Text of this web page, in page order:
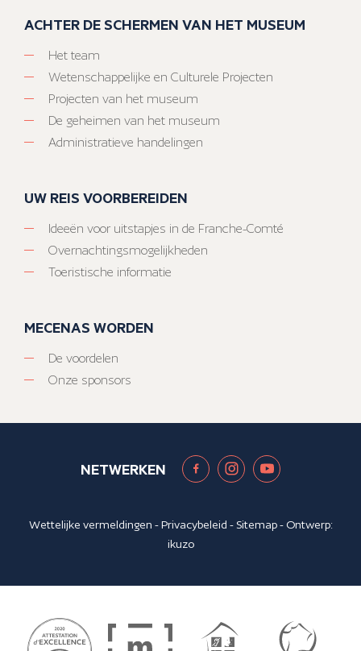
ACHTER DE SCHERMEN VAN HET MUSEUM
Het team
Wetenschappelijke en Culturele Projecten
Projecten van het museum
De geheimen van het museum
Administratieve handelingen
UW REIS VOORBEREIDEN
Ideeën voor uitstapjes in de Franche-Comté
Overnachtingsmogelijkheden
Toeristische informatie
MECENAS WORDEN
De voordelen
Onze sponsors
NETWERKEN
Wettelijke vermeldingen -Privacybeleid - Sitemap- Ontwerp:
ikuzo